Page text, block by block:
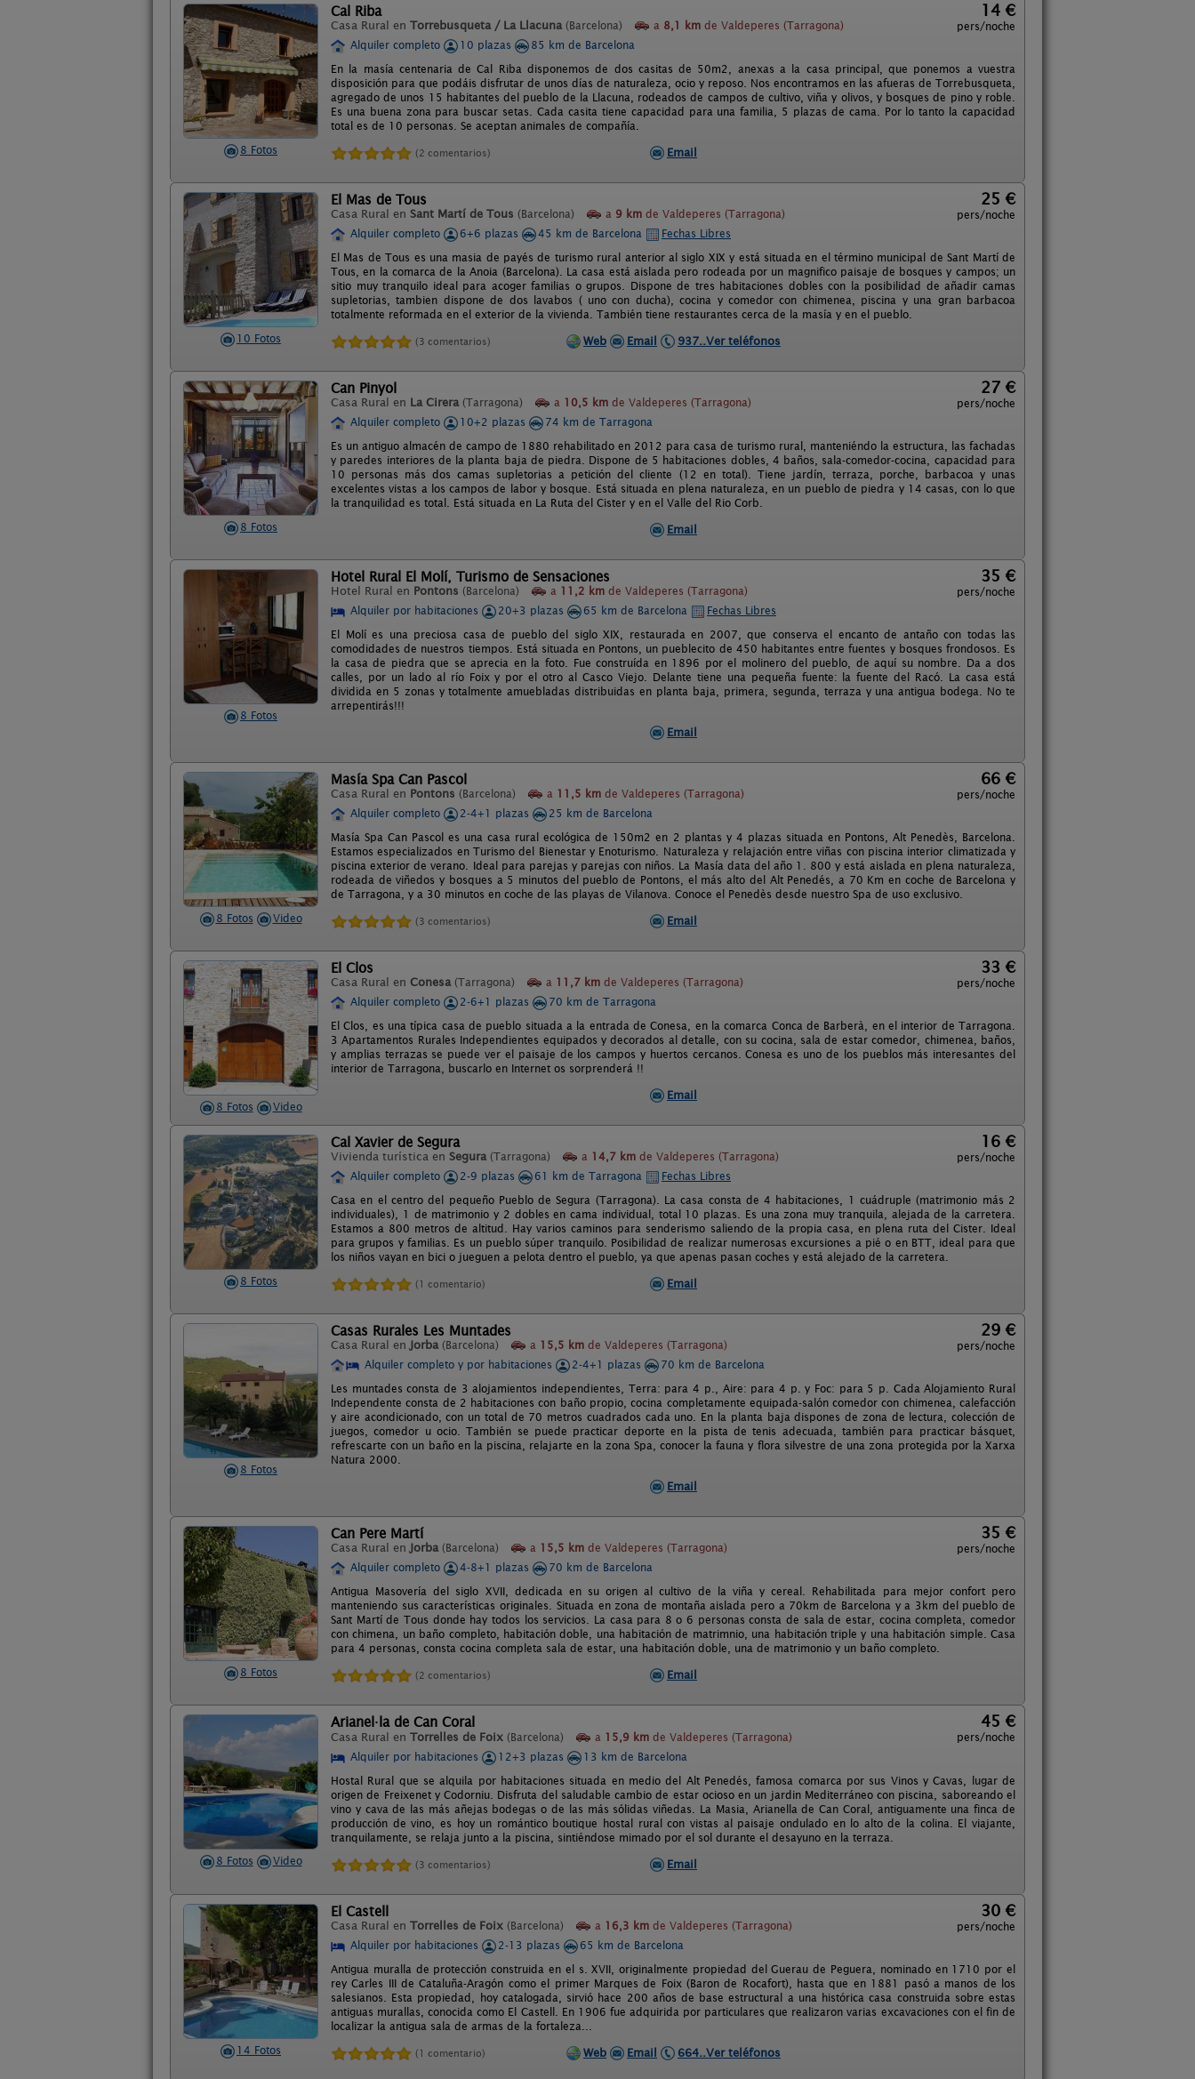
8 Fotos
Cal Riba
Casa Rural en Torrebusqueta / La Llacuna (Barcelona) a 8,1 km de Valdeperes (Tarragona)
14 €
pers/noche
Alquiler completo
10 plazas
85 km de Barcelona
En la masía centenaria de Cal Riba disponemos de dos casitas de 50m2, anexas a la casa principal, que ponemos a vuestra
disposición para que podáis disfrutar de unos días de naturaleza, ocio y reposo. Nos encontramos en las afueras de Torrebusqueta,
agregado de unos 15 habitantes del pueblo de la Llacuna, rodeados de campos de cultivo, viña y olivos, y bosques de pino y roble.
Es una buena zona para buscar setas. Cada casita tiene capacidad para una familia, 5 plazas de cama. Por lo tanto la capacidad
total es de 10 personas. Se aceptan animales de compañía.
(2 comentarios) Email
10 Fotos
El Mas de Tous
Casa Rural en Sant Martí de Tous (Barcelona) a 9 km de Valdeperes (Tarragona)
25 €
pers/noche
Alquiler completo
6+6 plazas 45 km de Barcelona
Fechas Libres
El Mas de Tous es una masia de payés de turismo rural anterior al siglo XIX y está situada en el término municipal de Sant Martí de
Tous, en la comarca de la Anoia (Barcelona). La casa está aislada pero rodeada por un magnifico paisaje de bosques y campos; un
sitio muy tranquilo ideal para acoger familias o grupos. Dispone de tres habitaciones dobles con la posibilidad de añadir camas
supletorias, tambien dispone de dos lavabos ( uno con ducha), cocina y comedor con chimenea, piscina y una gran barbacoa
totalmente reformada en el exterior de la vivienda. También tiene restaurantes cerca de la masía y en el pueblo.
(3 comentarios) Web Email 937..Ver teléfonos
8 Fotos
Can Pinyol
Casa Rural en La Cirera (Tarragona) a 10,5 km de Valdeperes (Tarragona)
27 €
pers/noche
Alquiler completo
10+2 plazas
74 km de Tarragona
Es un antiguo almacén de campo de 1880 rehabilitado en 2012 para casa de turismo rural, manteniéndo la estructura, las fachadas
y paredes interiores de la planta baja de piedra. Dispone de 5 habitaciones dobles, 4 baños, sala-comedor-cocina, capacidad para
10 personas más dos camas supletorias a petición del cliente (12 en total). Tiene jardín, terraza, porche, barbacoa y unas
excelentes vistas a los campos de labor y bosque. Está situada en plena naturaleza, en un pueblo de piedra y 14 casas, con lo que
la tranquilidad es total. Está situada en La Ruta del Cister y en el Valle del Rio Corb.
Email
8 Fotos
Hotel Rural El Molí, Turismo de Sensaciones
Hotel Rural en Pontons (Barcelona) a 11,2 km de Valdeperes (Tarragona)
35 €
pers/noche
Alquiler por habitaciones
20+3 plazas 65 km de Barcelona
Fechas Libres
El Molí es una preciosa casa de pueblo del siglo XIX, restaurada en 2007, que conserva el encanto de antaño con todas las
comodidades de nuestros tiempos. Está situada en Pontons, un pueblecito de 450 habitantes entre fuentes y bosques frondosos. Es
la casa de piedra que se aprecia en la foto. Fue construída en 1896 por el molinero del pueblo, de aquí su nombre. Da a dos
calles, por un lado al río Foix y por el otro al Casco Viejo. Delante tiene una pequeña fuente: la fuente del Racó. La casa está
dividida en 5 zonas y totalmente amuebladas distribuidas en planta baja, primera, segunda, terraza y una antigua bodega. No te
arrepentirás!!!
Email
8 Fotos Video
Masía Spa Can Pascol
Casa Rural en Pontons (Barcelona) a 11,5 km de Valdeperes (Tarragona)
66 €
pers/noche
Alquiler completo
2-4+1 plazas
25 km de Barcelona
Masía Spa Can Pascol es una casa rural ecológica de 150m2 en 2 plantas y 4 plazas situada en Pontons, Alt Penedès, Barcelona.
Estamos especializados en Turismo del Bienestar y Enoturismo. Naturaleza y relajación entre viñas con piscina interior climatizada y
piscina exterior de verano. Ideal para parejas y parejas con niños. La Masía data del año 1. 800 y está aislada en plena naturaleza,
rodeada de viñedos y bosques a 5 minutos del pueblo de Pontons, el más alto del Alt Penedés, a 70 Km en coche de Barcelona y
de Tarragona, y a 30 minutos en coche de las playas de Vilanova. Conoce el Penedès desde nuestro Spa de uso exclusivo.
(3 comentarios) Email
8 Fotos Video
El Clos
Casa Rural en Conesa (Tarragona) a 11,7 km de Valdeperes (Tarragona)
33 €
pers/noche
Alquiler completo
2-6+1 plazas
70 km de Tarragona
El Clos, es una típica casa de pueblo situada a la entrada de Conesa, en la comarca Conca de Barberà, en el interior de Tarragona.
3 Apartamentos Rurales Independientes equipados y decorados al detalle, con su cocina, sala de estar comedor, chimenea, baños,
y amplias terrazas se puede ver el paisaje de los campos y huertos cercanos. Conesa es uno de los pueblos más interesantes del
interior de Tarragona, buscarlo en Internet os sorprenderá !!
Email
8 Fotos
Cal Xavier de Segura
Vivienda turística en Segura (Tarragona) a 14,7 km de Valdeperes (Tarragona)
16 €
pers/noche
Alquiler completo
2-9 plazas 61 km de Tarragona
Fechas Libres
Casa en el centro del pequeño Pueblo de Segura (Tarragona). La casa consta de 4 habitaciones, 1 cuádruple (matrimonio más 2
individuales), 1 de matrimonio y 2 dobles en cama individual, total 10 plazas. Es una zona muy tranquila, alejada de la carretera.
Estamos a 800 metros de altitud. Hay varios caminos para senderismo saliendo de la propia casa, en plena ruta del Cister. Ideal
para grupos y familias. Es un pueblo súper tranquilo. Posibilidad de realizar numerosas excursiones a pié o en BTT, ideal para que
los niños vayan en bici o jueguen a pelota dentro el pueblo, ya que apenas pasan coches y está alejado de la carretera.
(1 comentario) Email
8 Fotos
Casas Rurales Les Muntades
Casa Rural enJorba (Barcelona) a 15,5 km de Valdeperes (Tarragona)
29 €
pers/noche
Alquiler completo y por habitaciones
2-4+1 plazas
70 km de Barcelona
Les muntades consta de 3 alojamientos independientes, Terra: para 4 p., Aire: para 4 p. y Foc: para 5 p. Cada Alojamiento Rural
Independente consta de 2 habitaciones con baño propio, cocina completamente equipada-salón comedor con chimenea, calefacción
y aire acondicionado, con un total de 70 metros cuadrados cada uno. En la planta baja dispones de zona de lectura, colección de
juegos, comedor u ocio. También se puede practicar deporte en la pista de tenis adecuada, también para practicar básquet,
refrescarte con un baño en la piscina, relajarte en la zona Spa, conocer la fauna y flora silvestre de una zona protegida por la Xarxa
Natura 2000.
Email
8 Fotos
Can Pere Martí
Casa Rural enJorba (Barcelona) a 15,5 km de Valdeperes (Tarragona)
35 €
pers/noche
Alquiler completo
4-8+1 plazas
70 km de Barcelona
Antigua Masovería del siglo XVII, dedicada en su origen al cultivo de la viña y cereal. Rehabilitada para mejor confort pero
manteniendo sus características originales. Situada en zona de montaña aislada pero a 70km de Barcelona y a 3km del pueblo de
Sant Martí de Tous donde hay todos los servicios. La casa para 8 o 6 personas consta de sala de estar, cocina completa, comedor
con chimena, un baño completo, habitación doble, una habitación de matrimnio, una habitación triple y una habitación simple. Casa
para 4 personas, consta cocina completa sala de estar, una habitación doble, una de matrimonio y un baño completo.
(2 comentarios) Email
8 Fotos Video
Arianel·la de Can Coral
Casa Rural en Torrelles de Foix (Barcelona) a 15,9 km de Valdeperes (Tarragona)
45 €
pers/noche
Alquiler por habitaciones
12+3 plazas
13 km de Barcelona
Hostal Rural que se alquila por habitaciones situada en medio del Alt Penedés, famosa comarca por sus Vinos y Cavas, lugar de
origen de Freixenet y Codorniu. Disfruta del saludable cambio de estar ocioso en un jardin Mediterráneo con piscina, saboreando el
vino y cava de las más añejas bodegas o de las más sólidas viñedas. La Masia, Arianella de Can Coral, antiguamente una finca de
producción de vino, es hoy un romántico boutique hostal rural con vistas al paisaje ondulado en lo alto de la colina. El viajante,
tranquilamente, se relaja junto a la piscina, sintiéndose mimado por el sol durante el desayuno en la terraza.
(3 comentarios) Email
14 Fotos
El Castell
Casa Rural en Torrelles de Foix (Barcelona) a 16,3 km de Valdeperes (Tarragona)
30 €
pers/noche
Alquiler por habitaciones
2-13 plazas
65 km de Barcelona
Antigua muralla de protección construida en el s. XVII, originalmente propiedad del Guerau de Peguera, nominado en 1710 por el
rey Carles III de Cataluña-Aragón como el primer Marques de Foix (Baron de Rocafort), hasta que en 1881 pasó a manos de los
salesianos. Esta propiedad, hoy catalogada, sirvió hace 200 años de base estructural a una histórica casa construida sobre estas
antiguas murallas, conocida como El Castell. En 1906 fue adquirida por particulares que realizaron varias excavaciones con el fin de
localizar la antigua sala de armas de la fortaleza...
(1 comentario) Web Email 664..Ver teléfonos